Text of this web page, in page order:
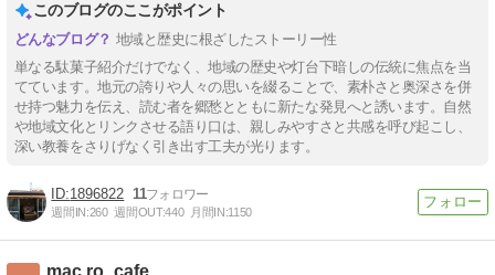
このブログのここがポイント
地域と歴史に根ざしたストーリー性
単なる駄菓子紹介だけでなく、地域の歴史や灯台下暗しの伝統に焦点を当
てています。地元の誇りや人々の思いを綴ることで、素朴さと奥深さを併
せ持つ魅力を伝え、読む者を郷愁とともに新たな発見へと誘います。自然
や地域文化とリンクさせる語り口は、親しみやすさと共感を呼び起こし、
深い教養をさりげなく引き出す工夫が光ります。
1896822 11
週間IN:260 週間OUT:440 月間IN:1150
mac.ro_cafe